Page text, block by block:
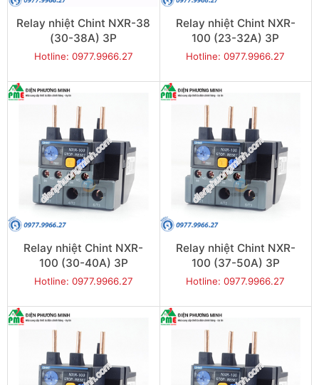
Relay nhiệt Chint NXR-38
(30-38A) 3P
Hotline: 0977.9966.27
Relay nhiệt Chint NXR-
100 (23-32A) 3P
Hotline: 0977.9966.27
Relay nhiệt Chint NXR-
100 (30-40A) 3P
Hotline: 0977.9966.27
Relay nhiệt Chint NXR-
100 (37-50A) 3P
Hotline: 0977.9966.27